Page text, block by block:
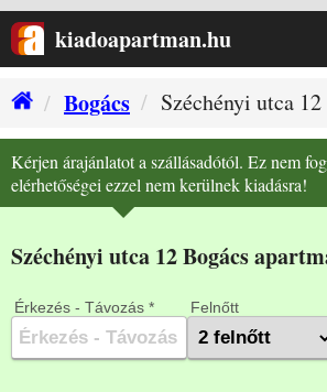
kiadoapartman.hu
Bogács
Széchényi utca
Kérjen árajánlatot a szállásadótól. Ez nem
elérhetőségei ezzel nem kerülnek kiadásra!
Széchényi utca 12 Bogács
Érkezés - Távozás * Felnőtt